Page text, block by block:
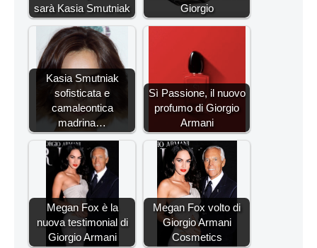
sarà Kasia Smutniak
Giorgio
Kasia Smutniak
sofisticata e
camaleontica
madrina…
Sì Passione, il nuovo
profumo di Giorgio
Armani
Megan Fox è la
nuova testimonial di
Giorgio Armani
Megan Fox volto di
Giorgio Armani
Cosmetics